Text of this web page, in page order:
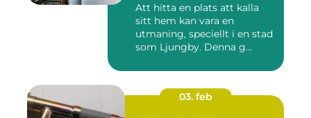
Att hitta en plats att kalla
sitt hem kan vara en
utmaning, speciellt i en stad
som Ljungby. Denna g...
03. feb